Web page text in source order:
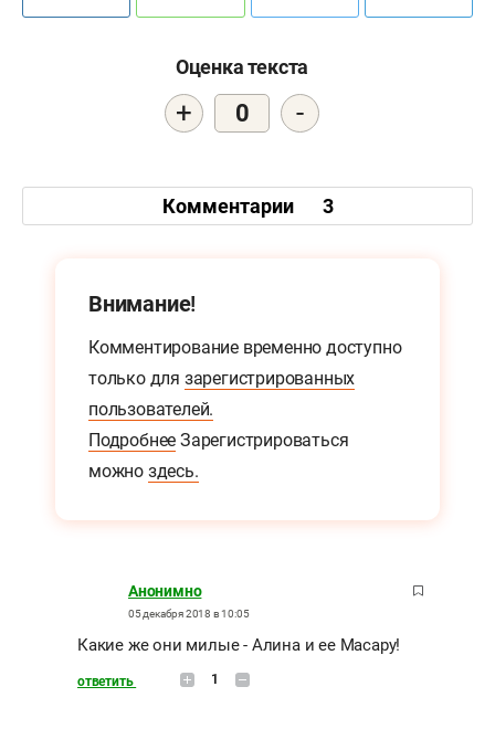
Оценка текста
+ 0 -
Комментарии 3
Внимание!
Комментирование временно доступно
только для зарегистрированных
пользователей.
Подробнее Зарегистрироваться
можно здесь.
Анонимно
05 декабря 2018 в 10:05
Какие же они милые - Алина и ее Масару!
ответить 1